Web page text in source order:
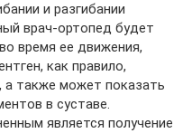
и разгибании
врач-ортопед будет
время ее движения,
как правило,
а также может показать
в суставе.
является получение